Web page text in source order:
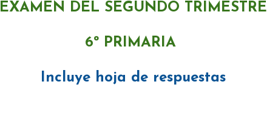
EXAMEN DEL SEGUNDO TRIMESTRE
6º PRIMARIA
Incluye hoja de respuestas